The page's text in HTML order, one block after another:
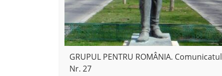
GRUPUL PENTRU ROMÂNIA. Comunicatul
Nr. 27